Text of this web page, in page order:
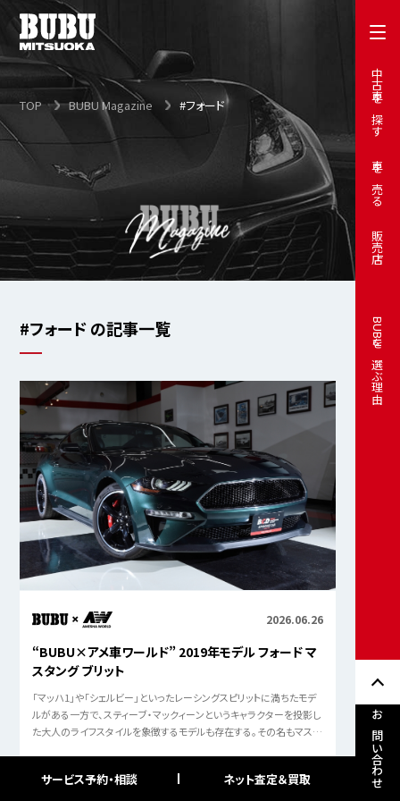
中古車を探す
車を売る
販売店
BUBUを選ぶ理由
お問い合わせ
TOP BUBU Magazine #フォード
#フォード の記事一覧
2026.06.26
“BUBU×アメ車ワールド” 2019年モデル フォード マ
スタング ブリット
「マッハ1」や「シェルビー」といったレーシングスピリットに満ちたモデ
ルがある一方で、スティーブ・マックィーンというキャラクターを投影し
た大人のライフスタイルを象徴するモデルも存在する。その名もマスタ
サービス予約・相談 ネット査定＆買取